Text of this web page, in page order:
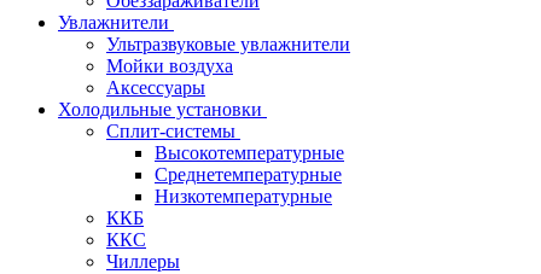
Увлажнители
Ультразвуковые увлажнители
Мойки воздуха
Аксессуары
Холодильные установки
Сплит-системы
Высокотемпературные
Среднетемпературные
Низкотемпературные
ККБ
ККС
Чиллеры